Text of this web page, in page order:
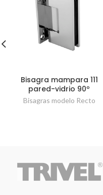
Bisagra mampara 111
pared-vidrio 90º
Bisagras modelo Recto